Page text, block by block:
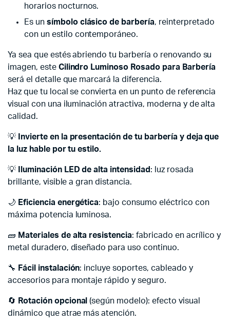
horarios nocturnos.
Es un símbolo clásico de barbería, reinterpretado
con un estilo contemporáneo.
Ya sea que estés abriendo tu barbería o renovando su
imagen, este Cilindro Luminoso Rosado para Barbería
será el detalle que marcará la diferencia.
Haz que tu local se convierta en un punto de referencia
visual con una iluminación atractiva, moderna y de alta
calidad.
💡
Invierte en la presentación de tu barbería y deja que
la luz hable por tu estilo.
💡 Iluminación LED de alta intensidad : luz rosada
brillante, visible a gran distancia.
🌙 Eficiencia energética: bajo consumo eléctrico con
máxima potencia luminosa.
🧱 Materiales de alta resistencia: fabricado en acrílico y
metal duradero, diseñado para uso continuo.
🔧 Fácil instalación: incluye soportes, cableado y
accesorios para montaje rápido y seguro.
🔄 Rotación opcional (según modelo): efecto visual
dinámico que atrae más atención.